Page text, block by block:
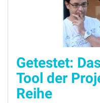
Getestet:
Tool der
Reihe